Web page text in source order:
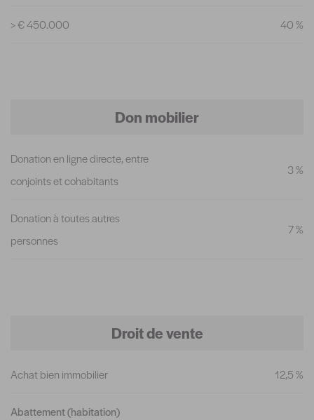
> € 450.000 40 %
Don mobilier
Donation en ligne directe, entre
conjoints et cohabitants
3 %
Donation à toutes autres
personnes
7 %
Droit de vente
Achat bien immobilier 12,5 %
Abattement (habitation)